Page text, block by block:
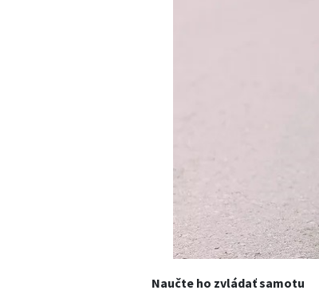
Naučte ho zvládať samotu